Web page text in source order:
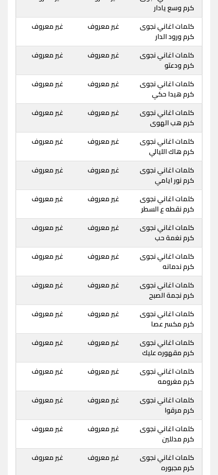
كرم وسع يادار
كلمات اغاني نجوى
كرم ورود الدار
غير معروف غير معروف
كلمات اغاني نجوى
كرم ودعتو
غير معروف غير معروف
كلمات اغاني نجوى
كرم هيدا حكي
غير معروف غير معروف
كلمات اغاني نجوى
كرم هب الهوى
غير معروف غير معروف
كلمات اغاني نجوى
كرم هاك الليالي
غير معروف غير معروف
كلمات اغاني نجوى
كرم نور ايامي
غير معروف غير معروف
كلمات اغاني نجوى
كرم نقطه ع السطر
غير معروف غير معروف
كلمات اغاني نجوى
كرم نغمة حب
غير معروف غير معروف
كلمات اغاني نجوى
كرم ندمانه
غير معروف غير معروف
كلمات اغاني نجوى
كرم نجمة الصبح
غير معروف غير معروف
كلمات اغاني نجوى
كرم مكسر عصا
غير معروف غير معروف
كلمات اغاني نجوى
كرم مقهوره عليك
غير معروف غير معروف
كلمات اغاني نجوى
كرم مغرومه
غير معروف غير معروف
كلمات اغاني نجوى
كرم مرقوا
غير معروف غير معروف
كلمات اغاني نجوى
كرم مدللين
غير معروف غير معروف
كلمات اغاني نجوى
كرم مجبوره
غير معروف غير معروف